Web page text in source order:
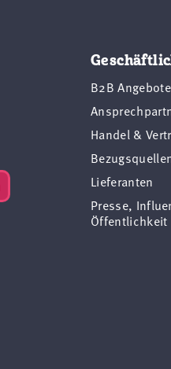
B2B Angebote
Handel &
Lieferanten
Presse,
Öffentlichkeit